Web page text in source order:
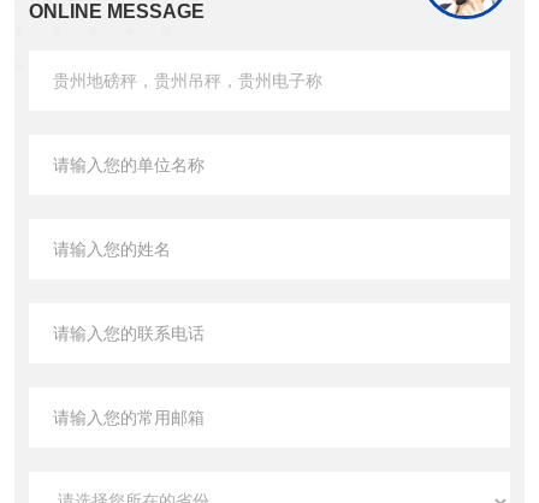
ONLINE MESSAGE